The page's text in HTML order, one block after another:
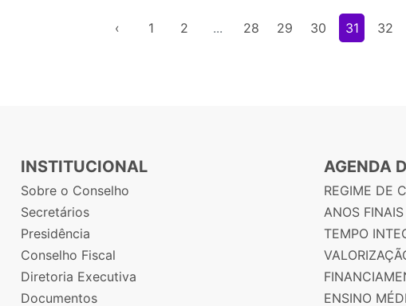
‹ 1 2 ... 28 29 30 31 32
INSTITUCIONAL
Sobre o Conselho
Secretários
Presidência
Conselho Fiscal
Diretoria Executiva
Documentos
AGENDA
REGIME DE
ANOS FINAIS
TEMPO
ENSINO